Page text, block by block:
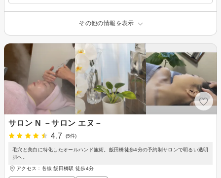
その他の情報を表示
サロン N －サロン エヌ－
4.7
(5件)
毛穴と美白に特化したオールハンド施術。飯田橋徒歩4分の予約制サロンで明るい透明
肌へ。
アクセス：各線 飯田橋駅 徒歩4分